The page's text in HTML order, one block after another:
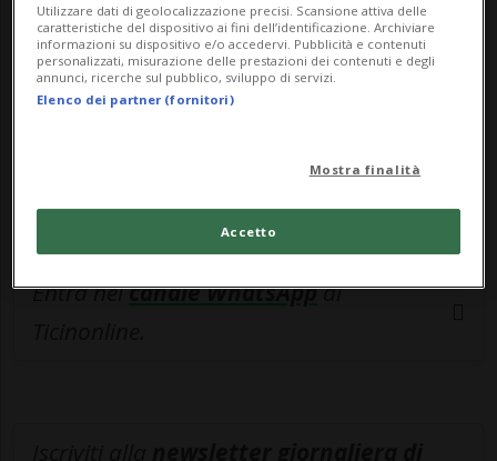
Sottoscrivi un abbonamentoArchivioper
leggere questo articolo, oppure scegli
MyTioAboper accedere all'archivio e
Entra nelcanale WhatsAppdi
Utilizzare dati di geolocalizzazione precisi. Scansione attiva delle
caratteristiche del dispositivo ai fini dell’identificazione. Archiviare
informazioni su dispositivo e/o accedervi. Pubblicità e contenuti
personalizzati, misurazione delle prestazioni dei contenuti e degli
annunci, ricerche sul pubblico, sviluppo di servizi.
Elenco dei partner (fornitori)
Mostra finalità
Accetto